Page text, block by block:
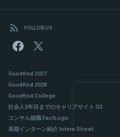
FOLLOW US
Goodfind 2027
Goodfind 2028
Goodfind College
社会人3年目までのキャリアサイト G3
コンサル就職 FactLogic
長期インターン紹介 Intern Street